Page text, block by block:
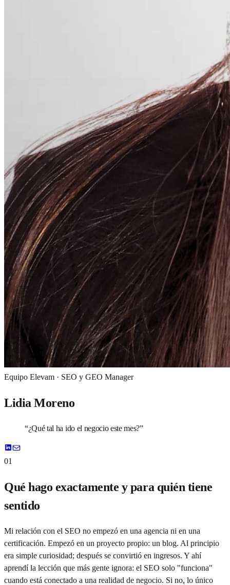
Equipo Elevam · SEO y GEO Manager
Lidia Moreno
“¿Qué tal ha ido el negocio este mes?”
01
Qué hago exactamente y para quién tiene
sentido
Mi relación con el SEO no empezó en una agencia ni en una
certificación. Empezó en un proyecto propio: un blog. Al principio
era simple curiosidad; después se convirtió en ingresos. Y ahí
aprendí la lección que más gente ignora: el SEO solo "funciona"
cuando está conectado a una realidad de negocio. Si no, lo único